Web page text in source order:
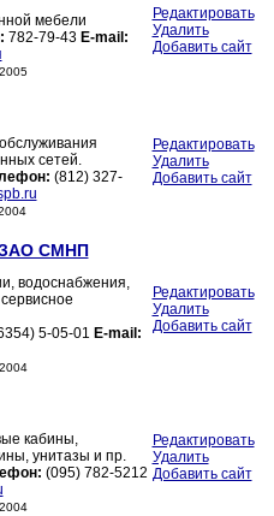
мебели
782-79-43 E-mail:
Редактировать
Удалить
Добавить сайт
сетей.
(812) 327-
Редактировать
Удалить
Добавить сайт
ЗАО СМНП
водоснабжения,
5-05-01 E-mail:
Редактировать
Удалить
Добавить сайт
кабины,
унитазы и пр.
(095) 782-5212
Редактировать
Удалить
Добавить сайт